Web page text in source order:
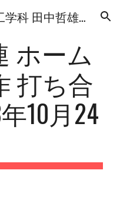
Skip to navigation
神奈川工科大学 情報工学科 田中哲雄研究室
ホーム
打ち合
10月24